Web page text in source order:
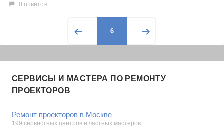
0 ответов
6
СЕРВИСЫ И МАСТЕРА ПО РЕМОНТУ
ПРОЕКТОРОВ
Ремонт проекторов в Москве
199 сервистных центров и частных мастеров